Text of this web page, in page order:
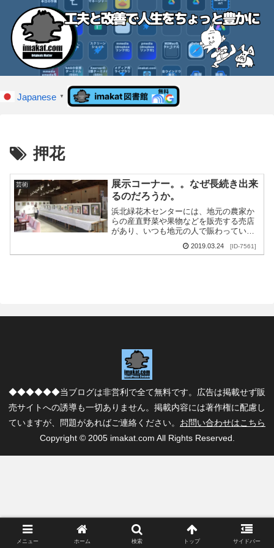
Japanese ▼
押花
芸術
展示コーナー。。なぜ長続き出来
るのだろうか。
浜北緑花木センターには、地元の農家か
らの産直野菜や果物などを販売する売店
があり、いつも地元の人で賑わっていま
示コーナーがあります。妻が買い物をし
2019.03.24 [ID-7561]
◆◆◆◆◆◆当ブログは非営利で全て無料です。広告は掲載せず販
売サイトへの誘導も一切ありません。掲載内容には著作権に配慮し
ていますが、問題があればご連絡ください。 お問い合わせはこちら
Copyright © 2005 imakat.com All Rights Reserved.
メニュー ホーム 検索 トップ サイドバー